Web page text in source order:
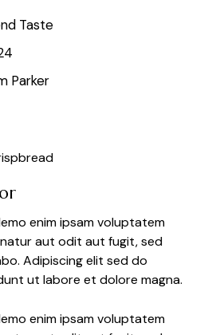
enim ipsam voluptatem
aut odit aut fugit, sed
Adipiscing elit sed do
ut labore et dolore magna.
enim ipsam voluptatem
Taste
Parker